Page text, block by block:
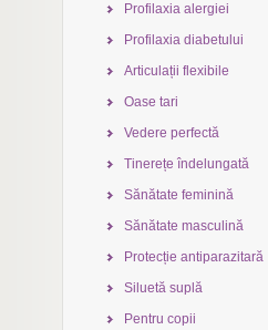
Profilaxia alergiei
Profilaxia diabetului
Articulații flexibile
Oase tari
Vedere perfectă
Tinerețe îndelungată
Sănătate feminină
Sănătate masculină
Protecție antiparazitară
Siluetă suplă
Pentru copii